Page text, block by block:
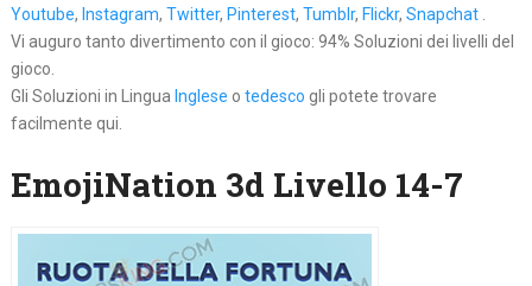
Youtube, Instagram, Twitter, Pinterest, Tumblr, Flickr, Snapchat.
Vi auguro tanto divertimento con il gioco: 94% Soluzioni dei livelli del
gioco.
Gli Soluzioni in Lingua Inglese o tedesco gli potete trovare
facilmente qui.
EmojiNation 3d Livello 14-7